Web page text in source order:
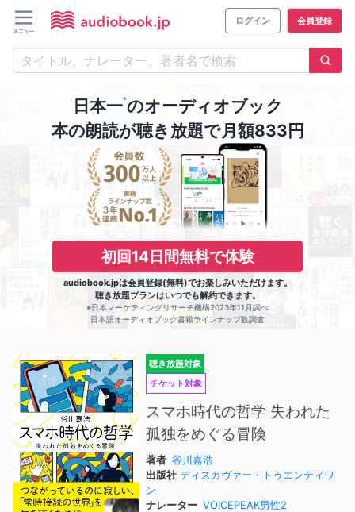
ログイン 会員登録
日本一※のオーディオブック
本の朗読が聴き放題で月額833円
初回14日間無料で体験
audiobook.jpは会員登録(無料)でお楽しみいただけます。
聴き放題プランはいつでも解約できます。
※日本マーケティングリサーチ機構2023年11月調べ
日本語オーディオブック書籍ラインナップ数調査
聴き放題対象
チケット対象
スマホ時代の哲学 失われた
孤独をめぐる冒険
著者 谷川嘉浩
出版社 ディスカヴァー・トゥエンティワ
ン
ナレーター VOICEPEAK男性2